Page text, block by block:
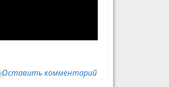
Оставить комментарий